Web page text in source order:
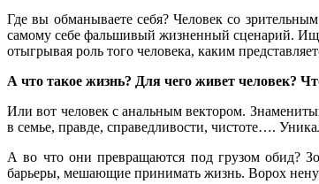
Где вы обманываете себя? Человек со
самому себе фальшивый жизненный сценарий. Ища
отыгрывая роль того человека, каким
А что такое жизнь? Для чего живет человек?
Или вот человек с анальным вектором.
в семье, правде, справедливости, чистоте….
А во что они превращаются под грузом обид?
барьеры, мешающие принимать жизнь. Ворох